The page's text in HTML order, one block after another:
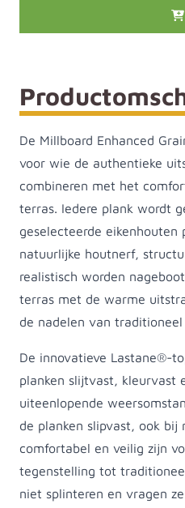
De Millboard Enhanced
voor wie de authentieke
combineren met het
terras. Iedere plank wordt
geselecteerde eikenhouten
natuurlijke houtnerf,
realistisch worden
terras met de warme
de nadelen van
De innovatieve Lastane®-
planken slijtvast, kleurvast
uiteenlopende
de planken slipvast, ook bij
comfortabel en veilig zijn
tegenstelling tot
niet splinteren en vragen